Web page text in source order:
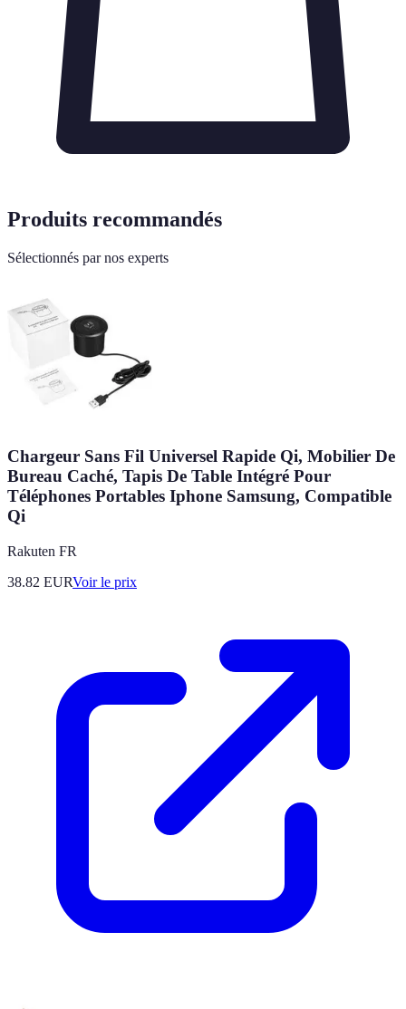
Produits recommandés
Sélectionnés par nos experts
Chargeur Sans Fil Universel Rapide Qi, Mobilier De
Bureau Caché, Tapis De Table Intégré Pour
Téléphones Portables Iphone Samsung, Compatible
Qi
Rakuten FR
38.82 EURVoir le prix